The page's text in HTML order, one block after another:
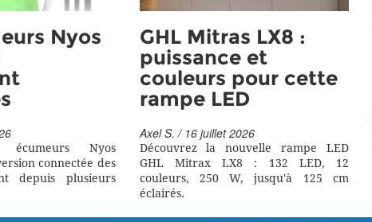
Nyos
écumeurs Nyos
connectée des
depuis plusieurs
GHL Mitras LX8 :
puissance et
couleurs pour cette
rampe LED
Axel S. / 16 juillet 2026
Découvrez la nouvelle rampe LED
GHL Mitrax LX8 : 132 LED, 12
couleurs, 250 W, jusqu'à 125 cm
éclairés.